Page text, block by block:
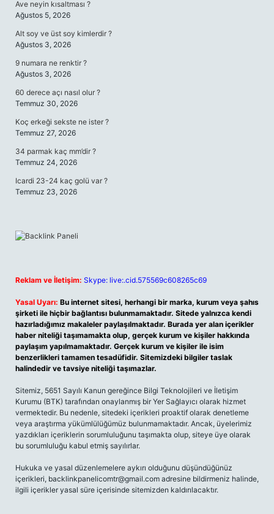
Ave neyin kısaltması ?
Ağustos 5, 2026
Alt soy ve üst soy kimlerdir ?
Ağustos 3, 2026
9 numara ne renktir ?
Ağustos 3, 2026
60 derece açı nasıl olur ?
Temmuz 30, 2026
Koç erkeği sekste ne ister ?
Temmuz 27, 2026
34 parmak kaç mm’dir ?
Temmuz 24, 2026
Icardi 23-24 kaç golü var ?
Temmuz 23, 2026
Reklam ve İletişim: Skype: live:.cid.575569c608265c69
Yasal Uyarı: Bu internet sitesi, herhangi bir marka, kurum veya şahıs
şirketi ile hiçbir bağlantısı bulunmamaktadır. Sitede yalnızca kendi
hazırladığımız makaleler paylaşılmaktadır. Burada yer alan içerikler
haber niteliği taşımamakta olup, gerçek kurum ve kişiler hakkında
paylaşım yapılmamaktadır. Gerçek kurum ve kişiler ile isim
benzerlikleri tamamen tesadüfidir. Sitemizdeki bilgiler taslak
halindedir ve tavsiye niteliği taşımazlar.
Sitemiz, 5651 Sayılı Kanun gereğince Bilgi Teknolojileri ve İletişim
Kurumu (BTK) tarafından onaylanmış bir Yer Sağlayıcı olarak hizmet
vermektedir. Bu nedenle, sitedeki içerikleri proaktif olarak denetleme
veya araştırma yükümlülüğümüz bulunmamaktadır. Ancak, üyelerimiz
yazdıkları içeriklerin sorumluluğunu taşımakta olup, siteye üye olarak
bu sorumluluğu kabul etmiş sayılırlar.
Hukuka ve yasal düzenlemelere aykırı olduğunu düşündüğünüz
içerikleri, backlinkpanelicomtr@gmail.com adresine bildirmeniz halinde,
ilgili içerikler yasal süre içerisinde sitemizden kaldırılacaktır.